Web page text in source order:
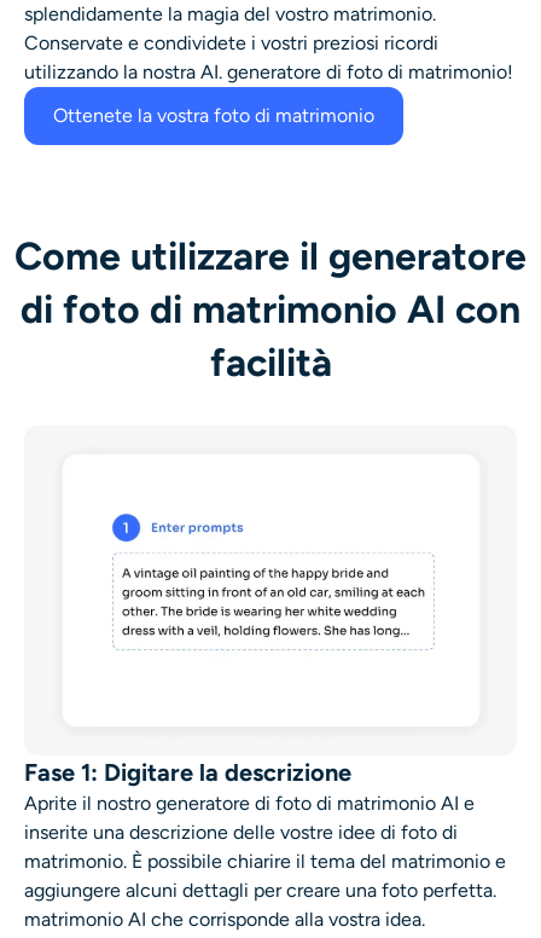
splendidamente la magia del vostro matrimonio.
Conservate e condividete i vostri preziosi ricordi
utilizzando la nostra AI. generatore di foto di matrimonio!
Ottenete la vostra foto di matrimonio
Come utilizzare il generatore
di foto di matrimonio AI con
facilità
Fase 1: Digitare la descrizione
Aprite il nostro generatore di foto di matrimonio AI e
inserite una descrizione delle vostre idee di foto di
matrimonio. È possibile chiarire il tema del matrimonio e
aggiungere alcuni dettagli per creare una foto perfetta.
matrimonio AI che corrisponde alla vostra idea.